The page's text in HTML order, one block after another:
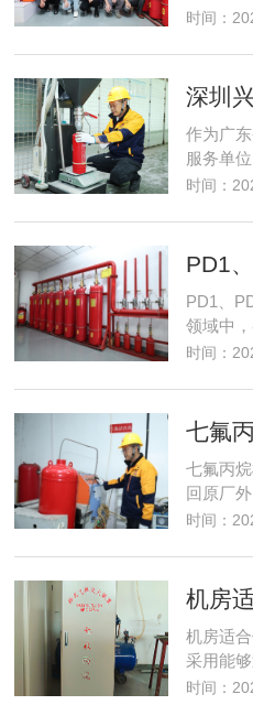
时间：
作为广
服务单
时间：
PD1、
领域中
时间：
七氟丙
回原厂
时间：
机房
机房适
采用能
时间：